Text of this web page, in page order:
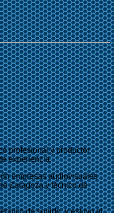
profesional y productor
experiencia.
empresas audiovisuales
Zaragoza y técnico de